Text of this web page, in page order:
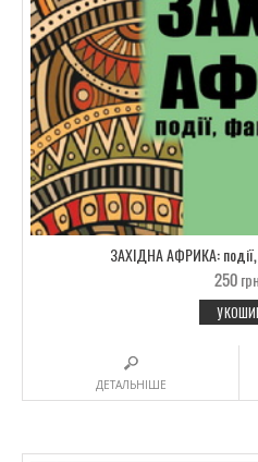
ЗАХІДНА АФРИКА:
250
У
ДЕТАЛЬНІШЕ